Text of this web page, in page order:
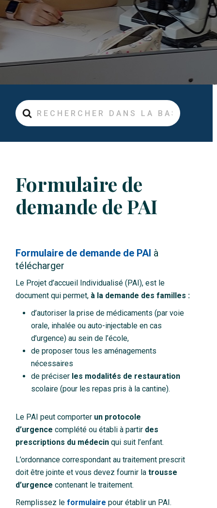
Rechercher
Formulaire de
demande de PAI
Formulaire de demande de PAI à
télécharger
Le Projet d’accueil Individualisé (PAI), est le
document qui permet, à la demande des familles :
d’autoriser la prise de médicaments (par voie
orale, inhalée ou auto-injectable en cas
d’urgence) au sein de l’école,
de proposer tous les aménagements
nécessaires
de préciser les modalités de restauration
scolaire (pour les repas pris à la cantine).
Le PAI peut comporter un protocole
d’urgence complété ou établi à partir des
prescriptions du médecinqui suit l’enfant.
L’ordonnance correspondant au traitement prescrit
doit être jointe et vous devez fournir la trousse
d’urgence contenant le traitement.
Remplissez le formulaire pour établir un PAI.